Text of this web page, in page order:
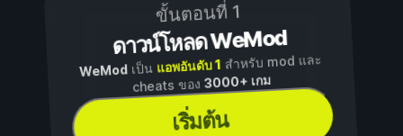
ขั้นตอนที่ 1
ดาวน์โหลด WeMod
WeModเป็น แอพอันดับ 1 สำหรับ mod และ
cheats ของ3000+ เกม
เริ่มต้น